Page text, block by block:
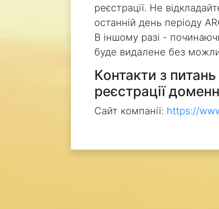
реєстрації. Не
останній день періоду
В іншому разі -
буде видалене без
Контакти з
реєстрації
Сайт компанії: https://